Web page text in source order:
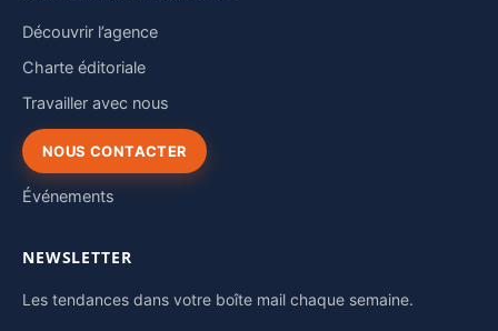
Découvrir l’agence
Charte éditoriale
Travailler avec nous
NOUS CONTACTER
Événements
NEWSLETTER
Les tendances dans votre boîte mail chaque semaine.